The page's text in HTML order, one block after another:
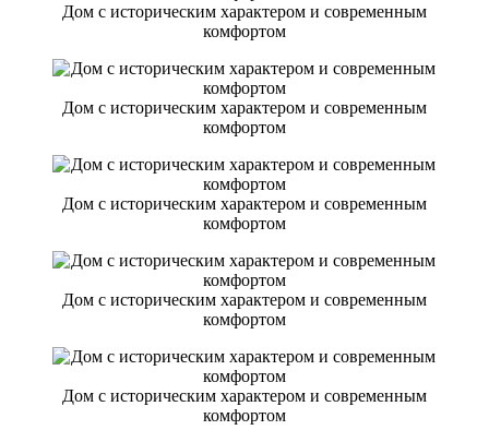
Дом с историческим характером и современным
комфортом
Дом с историческим характером и современным
комфортом
Дом с историческим характером и современным
комфортом
Дом с историческим характером и современным
комфортом
Дом с историческим характером и современным
комфортом